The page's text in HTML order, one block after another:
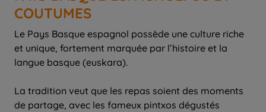
COUTUMES
Le Pays Basque espagnol possède une culture riche
et unique, fortement marquée par l’histoire et la
langue basque (euskara).
La tradition veut que les repas soient des moments
de partage, avec les fameux pintxos dégustés